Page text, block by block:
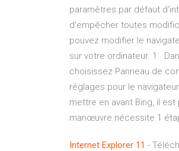
paramètres par défaut
d’empêcher toutes
pouvez modifier le
sur votre ordinateur. 1 .
choisissez Panneau de
réglages pour le
mettre en avant Bing, il
manœuvre nécessite 1
Internet Explorer 11 -